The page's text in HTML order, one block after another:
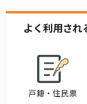
よく利用され
戸籍・住民票